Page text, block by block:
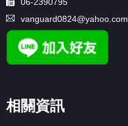
vanguard0824@yahoo.com
相關資訊